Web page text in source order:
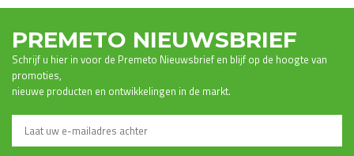
PREMETO NIEUWSBRIEF
Schrijf u hier in voor de Premeto Nieuwsbrief en blijf op de hoogte van
promoties,
nieuwe producten en ontwikkelingen in de markt.